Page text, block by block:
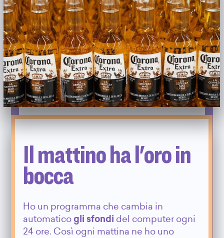
Il mattino ha l'oro in
bocca
Ho un programma che cambia in
automatico gli sfondi del computer ogni
24 ore. Così ogni mattina ne ho uno